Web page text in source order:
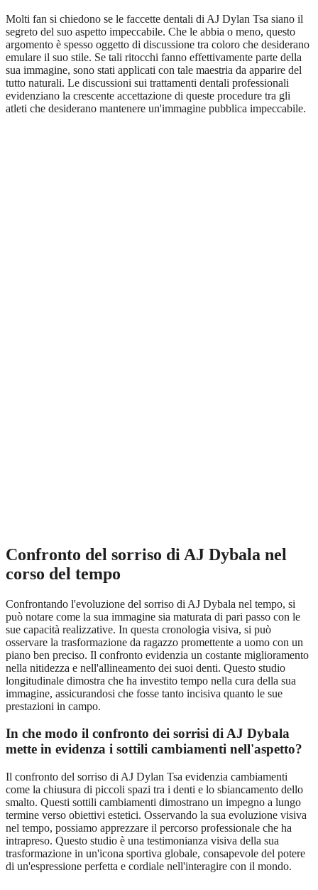
Molti fan si chiedono se le faccette dentali di AJ Dylan Tsa siano il
segreto del suo aspetto impeccabile. Che le abbia o meno, questo
argomento è spesso oggetto di discussione tra coloro che desiderano
emulare il suo stile. Se tali ritocchi fanno effettivamente parte della
sua immagine, sono stati applicati con tale maestria da apparire del
tutto naturali. Le discussioni sui trattamenti dentali professionali
evidenziano la crescente accettazione di queste procedure tra gli
atleti che desiderano mantenere un'immagine pubblica impeccabile.
Confronto del sorriso di AJ Dybala nel
corso del tempo
Confrontando l'evoluzione del sorriso di AJ Dybala nel tempo, si
può notare come la sua immagine sia maturata di pari passo con le
sue capacità realizzative. In questa cronologia visiva, si può
osservare la trasformazione da ragazzo promettente a uomo con un
piano ben preciso. Il confronto evidenzia un costante miglioramento
nella nitidezza e nell'allineamento dei suoi denti. Questo studio
longitudinale dimostra che ha investito tempo nella cura della sua
immagine, assicurandosi che fosse tanto incisiva quanto le sue
prestazioni in campo.
In che modo il confronto dei sorrisi di AJ Dybala
mette in evidenza i sottili cambiamenti nell'aspetto?
Il confronto del sorriso di AJ Dylan Tsa evidenzia cambiamenti
come la chiusura di piccoli spazi tra i denti e lo sbiancamento dello
smalto. Questi sottili cambiamenti dimostrano un impegno a lungo
termine verso obiettivi estetici. Osservando la sua evoluzione visiva
nel tempo, possiamo apprezzare il percorso professionale che ha
intrapreso. Questo studio è una testimonianza visiva della sua
trasformazione in un'icona sportiva globale, consapevole del potere
di un'espressione perfetta e cordiale nell'interagire con il mondo.